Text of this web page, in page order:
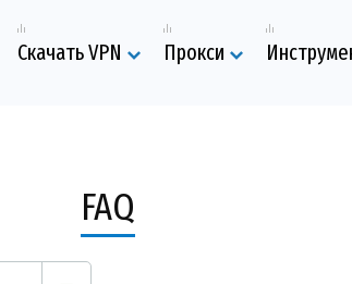
Скачать VPN Прокси
FAQ